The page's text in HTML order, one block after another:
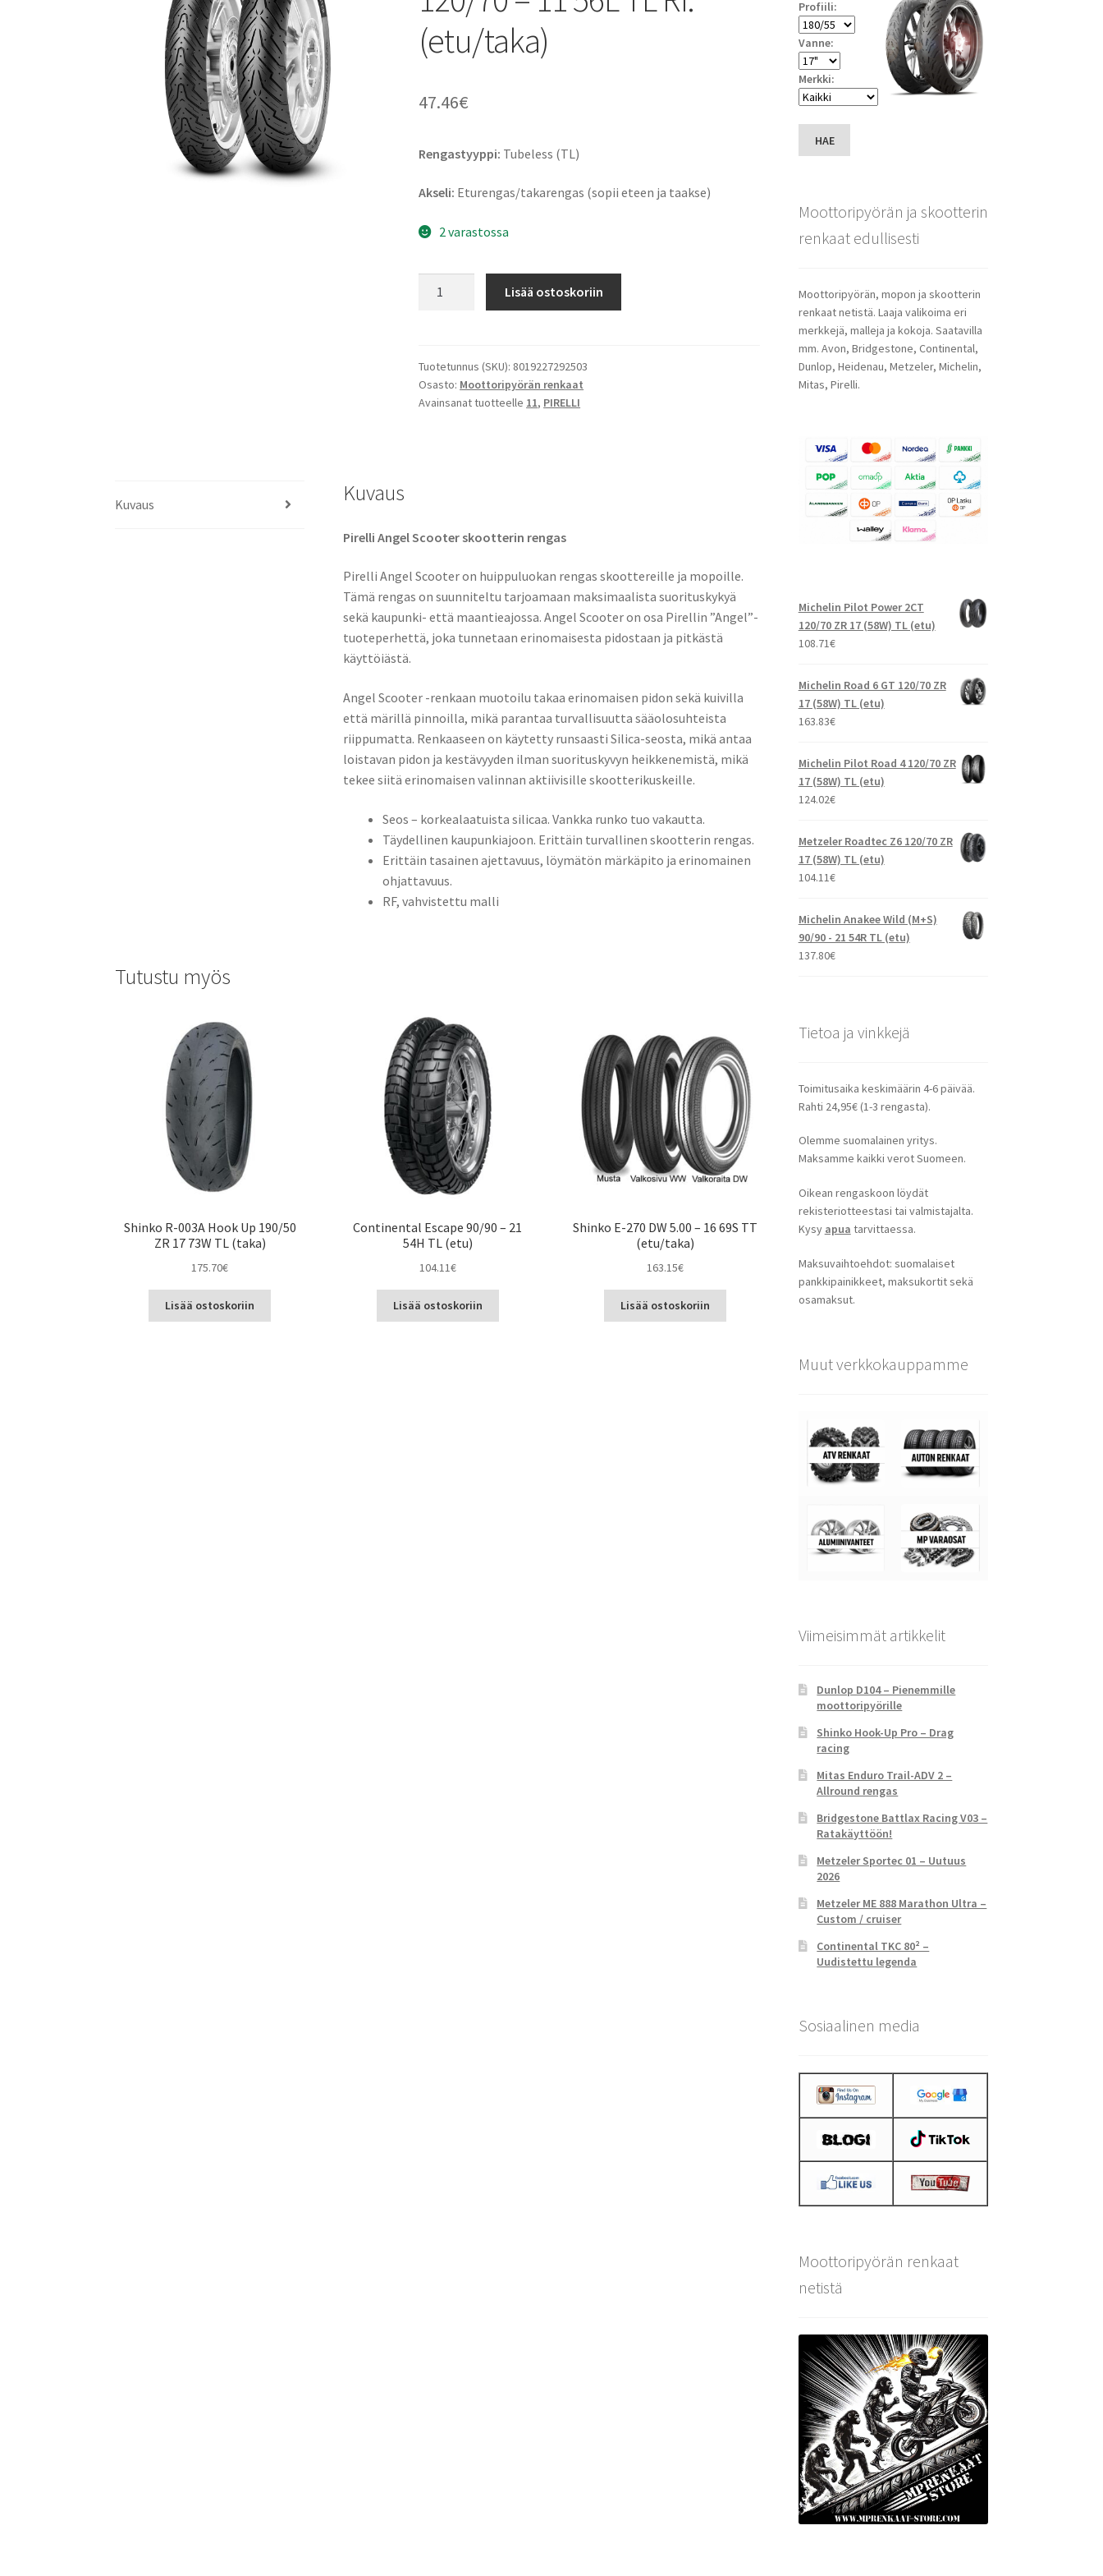
(etu/taka)
47.46€
Rengastyyppi: Tubeless (TL)
Akseli: Eturengas/takarengas (sopii eteen ja taakse)
2 varastossa
-
11
56L
Lisää ostoskoriin
Tuotetunnus (SKU): 8019227292503
Osasto: Moottoripyörän renkaat
Avainsanat tuotteelle 11, PIRELLI
Kuvaus Kuvaus
Pirelli Angel Scooter skootterin rengas
Pirelli Angel Scooter on huippuluokan rengas skoottereille ja mopoille.
Tämä rengas on suunniteltu tarjoamaan maksimaalista suorituskykyä
sekä kaupunki- että maantieajossa. Angel Scooter on osa Pirellin ”Angel”-
tuoteperhettä, joka tunnetaan erinomaisesta pidostaan ja pitkästä
käyttöiästä.
Angel Scooter -renkaan muotoilu takaa erinomaisen pidon sekä kuivilla
että märillä pinnoilla, mikä parantaa turvallisuutta sääolosuhteista
riippumatta. Renkaaseen on käytetty runsaasti Silica-seosta, mikä antaa
loistavan pidon ja kestävyyden ilman suorituskyvyn heikkenemistä, mikä
tekee siitä erinomaisen valinnan aktiivisille skootterikuskeille.
Seos – korkealaatuista silicaa. Vankka runko tuo vakautta.
Täydellinen kaupunkiajoon. Erittäin turvallinen skootterin rengas.
Erittäin tasainen ajettavuus, löymätön märkäpito ja erinomainen
ohjattavuus.
RF, vahvistettu malli
Tutustu myös
Shinko R-003A Hook Up 190/50
ZR 17 73W TL (taka)
175.70€
Lisää ostoskoriin
Continental Escape 90/90 – 21
54H TL (etu)
104.11€
Lisää ostoskoriin
Shinko E-270 DW 5.00 – 16 69S TT
(etu/taka)
163.15€
Lisää ostoskoriin
Profiili:
Vanne:
Merkki:
HAE
Moottoripyörän ja skootterin
renkaat edullisesti
Moottoripyörän, mopon ja skootterin
renkaat netistä. Laaja valikoima eri
merkkejä, malleja ja kokoja. Saatavilla
mm. Avon, Bridgestone, Continental,
Dunlop, Heidenau, Metzeler, Michelin,
Mitas, Pirelli.
Michelin Pilot Power 2CT
120/70 ZR 17 (58W) TL (etu)
108.71€
Michelin Road 6 GT 120/70 ZR
17 (58W) TL (etu)
163.83€
Michelin Pilot Road 4 120/70 ZR
17 (58W) TL (etu)
124.02€
Metzeler Roadtec Z6 120/70 ZR
17 (58W) TL (etu)
104.11€
Michelin Anakee Wild (M+S)
90/90 - 21 54R TL (etu)
137.80€
Tietoa ja vinkkejä
Toimitusaika keskimäärin 4-6 päivää.
Rahti 24,95€ (1-3 rengasta).
Olemme suomalainen yritys.
Maksamme kaikki verot Suomeen.
Oikean rengaskoon löydät
rekisteriotteestasi tai valmistajalta.
Kysy apua tarvittaessa.
Maksuvaihtoehdot: suomalaiset
pankkipainikkeet, maksukortit sekä
osamaksut.
Muut verkkokauppamme
Viimeisimmät artikkelit
Dunlop D104 – Pienemmille
moottoripyörille
Shinko Hook-Up Pro – Drag
racing
Mitas Enduro Trail-ADV 2 –
Allround rengas
Bridgestone Battlax Racing V03 –
Ratakäyttöön!
Metzeler Sportec 01 – Uutuus
2026
Metzeler ME 888 Marathon Ultra –
Custom / cruiser
Continental TKC 80² –
Uudistettu legenda
Sosiaalinen media
Moottoripyörän renkaat
netistä